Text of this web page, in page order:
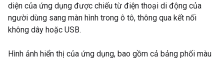
diện của ứng dụng được chiếu từ điện thoại di động của
người dùng sang màn hình trong ô tô, thông qua kết nối
không dây hoặc USB.
Hình ảnh hiển thị của ứng dụng, bao gồm cả bảng phối màu